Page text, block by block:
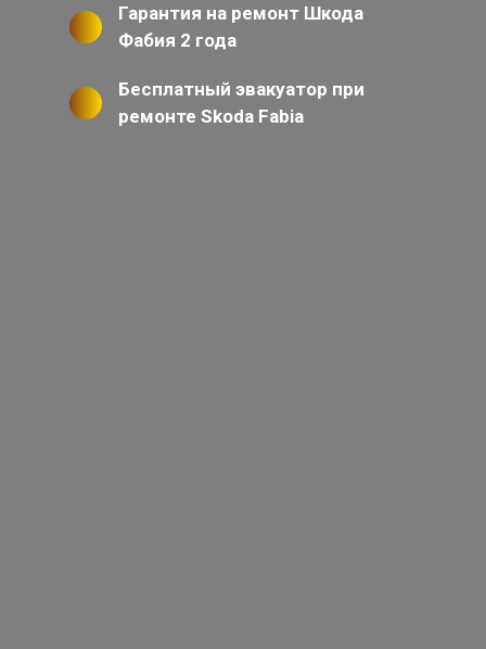
Гарантия на ремонт Шкода
Фабия 2 года
Бесплатный эвакуатор при
ремонте Skoda Fabia